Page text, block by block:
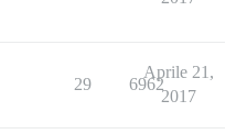
29 6962
Aprile 21,
2017